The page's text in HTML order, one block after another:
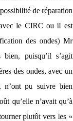
de réparation
le CIRC ou il est
des ondes) Mr
puisqu’il s’agit
des ondes, avec un
n’ont pu suivre bien
qu’elle n’avait qu’à
plutôt vers les «